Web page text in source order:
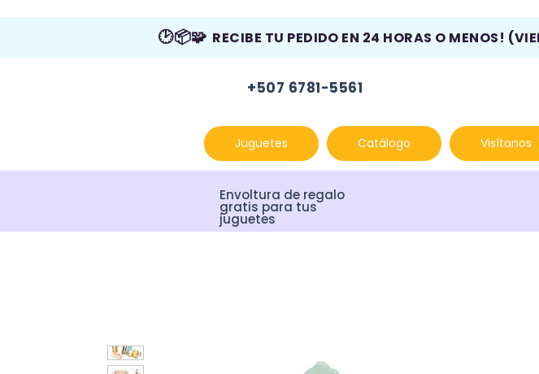
🕑📦🧩 RECIBE TU PEDIDO EN 24 HORAS O MENOS!
+507 6781-5561
Juguetes Catálogo Visítanos
Envoltura de regalo
gratis para tus
juguetes